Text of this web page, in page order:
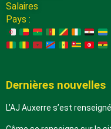
Salaires
Pays :
Dernières nouvelles
L’AJ Auxerre s’est